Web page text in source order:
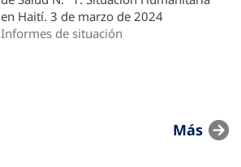
en Haití. 3 de marzo de 2024
Informes de situación
Más